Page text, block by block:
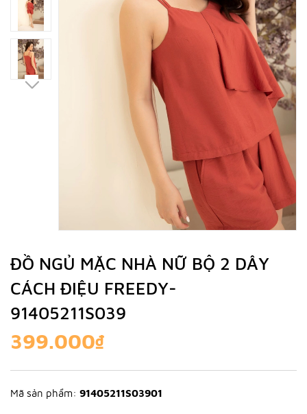
ĐỒ NGỦ MẶC NHÀ NỮ BỘ 2 DÂY
CÁCH ĐIỆU FREEDY-
91405211S039
399.000₫
Mã sản phẩm: 91405211S03901